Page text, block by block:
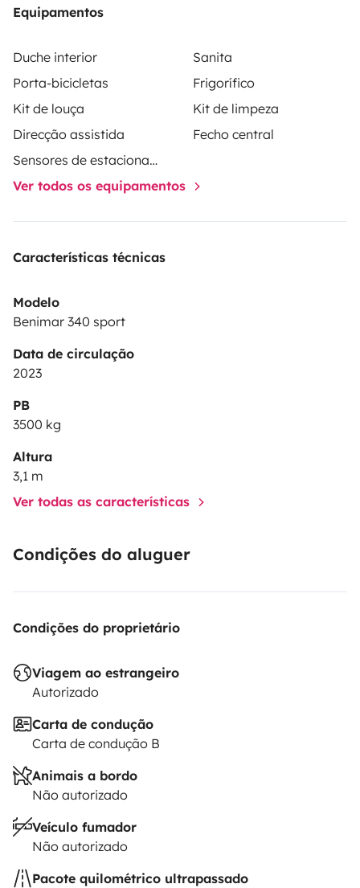
Equipamentos
Duche interior
Sanita
Porta-bicicletas
Frigorífico
Kit de louça
Kit de limpeza
Direcção assistida
Fecho central
Sensores de estacionamento
Ver todos os equipamentos
Características técnicas
Modelo
Benimar 340 sport
Data de circulação
2023
PB
3500 kg
Altura
3,1 m
Ver todas as características
Condições do aluguer
Condições do proprietário
Viagem ao estrangeiro
Autorizado
Carta de condução
Carta de condução B
Animais a bordo
Não autorizado
Veículo fumador
Não autorizado
Pacote quilométrico ultrapassado